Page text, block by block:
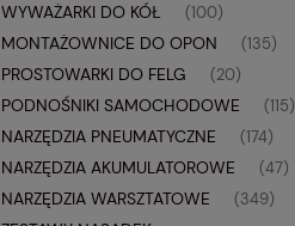
WYWAŻARKI DO KÓŁ (100)
MONTAŻOWNICE DO OPON (135)
PROSTOWARKI DO FELG (20)
PODNOŚNIKI SAMOCHODOWE (115)
NARZĘDZIA PNEUMATYCZNE (174)
NARZĘDZIA AKUMULATOROWE (47)
NARZĘDZIA WARSZTATOWE (349)